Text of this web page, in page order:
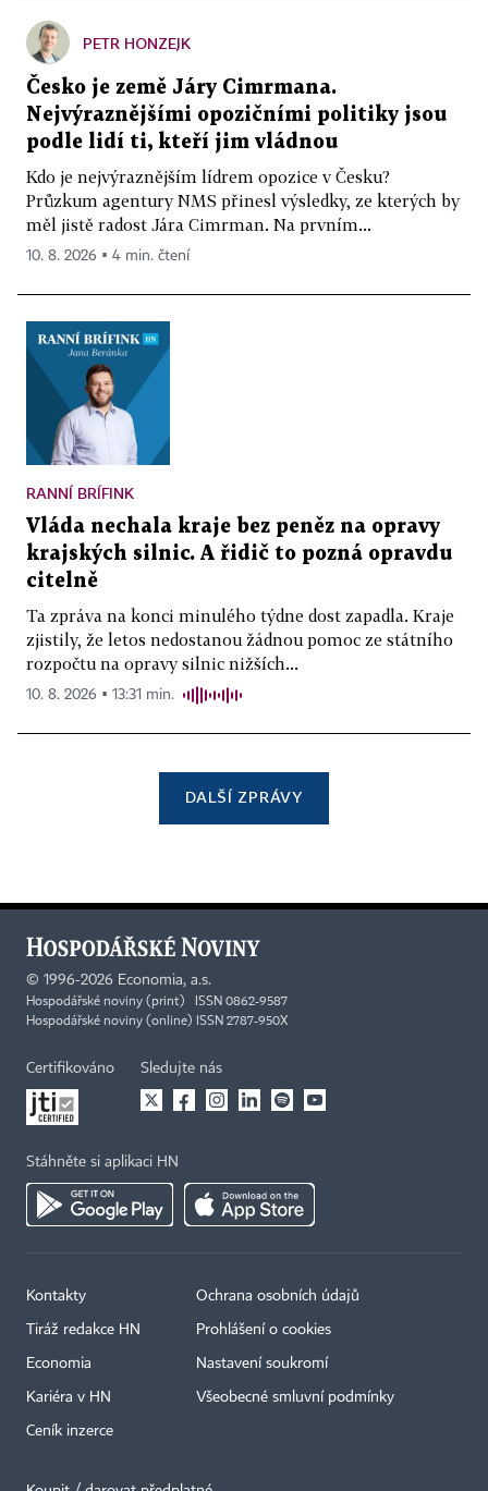
PETR HONZEJK
Česko je země Járy Cimrmana.
Nejvýraznějšími opozičními politiky jsou
podle lidí ti, kteří jim vládnou
Kdo je nejvýraznějším lídrem opozice v Česku?
Průzkum agentury NMS přinesl výsledky, ze kterých by
měl jistě radost Jára Cimrman. Na prvním...
10. 8. 2026 ▪ 4 min. čtení
RANNÍ BRÍFINK
Vláda nechala kraje bez peněz na opravy
krajských silnic. A řidič to pozná opravdu
citelně
Ta zpráva na konci minulého týdne dost zapadla. Kraje
zjistily, že letos nedostanou žádnou pomoc ze státního
rozpočtu na opravy silnic nižších...
10. 8. 2026 ▪ 13:31 min.
DALŠÍ ZPRÁVY
© 1996-2026 Economia, a.s.
Hospodářské noviny (print) ISSN 0862-9587
Hospodářské noviny (online) ISSN 2787-950X
Certifikováno Sledujte nás
Stáhněte si aplikaci HN
Kontakty
Tiráž redakce HN
Economia
Kariéra v HN
Ceník inzerce
Ochrana osobních údajů
Prohlášení o cookies
Nastavení soukromí
Všeobecné smluvní podmínky